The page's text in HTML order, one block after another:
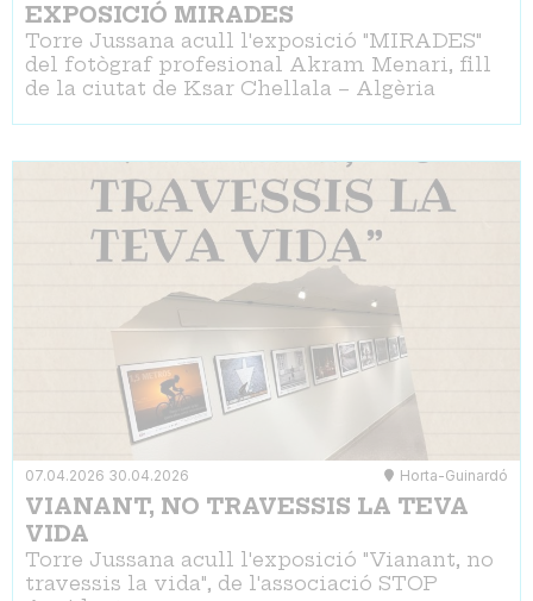
EXPOSICIÓ MIRADES
Torre Jussana acull l'exposició "MIRADES"
del fotògraf profesional Akram Menari, fill
de la ciutat de Ksar Chellala – Algèria
07.04.2026 30.04.2026 Horta-Guinardó
VIANANT, NO TRAVESSIS LA TEVA
VIDA
Torre Jussana acull l'exposició "Vianant, no
travessis la vida", de l'associació STOP